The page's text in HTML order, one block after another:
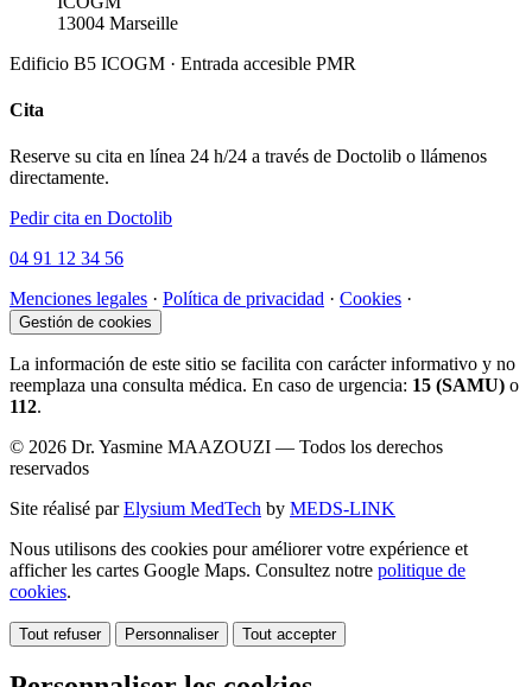
13004 Marseille
Edificio B5 ICOGM · Entrada accesible PMR
Cita
Reserve su cita en línea 24 h/24 a través de Doctolib o llámenos
directamente.
Pedir cita en Doctolib
04 91 12 34 56
Menciones legales · Política de privacidad · Cookies ·
Gestión de cookies
La información de este sitio se facilita con carácter informativo y no
reemplaza una consulta médica. En caso de urgencia: 15 (SAMU) o
112.
© 2026 Dr. Yasmine MAAZOUZI — Todos los derechos
reservados
Site réalisé parElysium MedTech by MEDS-LINK
Nous utilisons des cookies pour améliorer votre expérience et
afficher les cartes Google Maps. Consultez notre politique de
cookies.
Tout refuser Personnaliser Tout accepter